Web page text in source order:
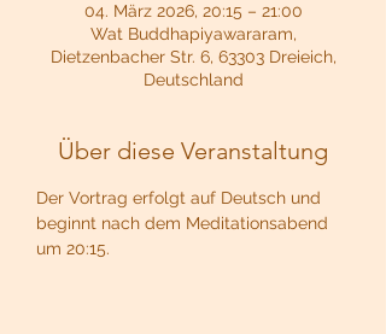
04. März 2026, 20:15 – 21:00
Wat Buddhapiyawararam,
Dietzenbacher Str. 6, 63303 Dreieich,
Deutschland
Über diese Veranstaltung
Der Vortrag erfolgt auf Deutsch und
beginnt nach dem Meditationsabend
um 20:15.